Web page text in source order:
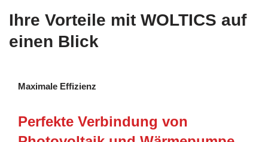
Ihre Vorteile mit WOLTICS auf
einen Blick
Maximale Effizienz
Perfekte Verbindung von